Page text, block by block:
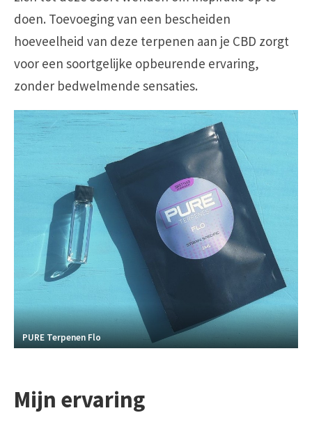
doen. Toevoeging van een bescheiden
hoeveelheid van deze terpenen aan je CBD zorgt
voor een soortgelijke opbeurende ervaring,
zonder bedwelmende sensaties.
PURE Terpenen Flo
Mijn ervaring